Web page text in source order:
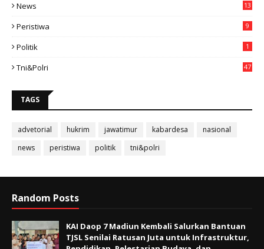
News
13
Peristiwa 9
Politik 1
Tni&polri 47
TAGS
advetorial hukrim jawatimur kabardesa
nasional
news
peristiwa politik tni&polri
Random Posts
KAI Daop 7 Madiun Kembali Salurkan Bantuan
TJSL Senilai Ratusan Juta untuk Infrastruktur,